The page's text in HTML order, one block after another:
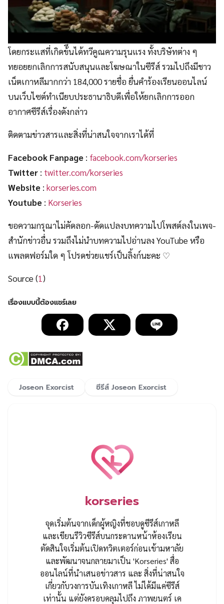
โดยกระแสที่เกิดข้ึนได้ทวีคูณความรุนแรง ทั้งบริษัทต่าง ๆ
ทยอยยกเลิกการสนับสนุนและโฆษณาในซีรีส์ รวมไปถึงมีชาว
เน็ตเกาหลีมากกว่า 184,000 รายชื่อ ยื่นคำร้องเรียนออนไลน์
บนเว็บไซต์ทำเนียบประธานาธิบดีเพื่อให้ยกเลิกการออก
อากาศซีรีส์เรื่องดังกล่าว
ติดตามข่าวสารและสิ่งที่น่าสนใจจากเราได้ที่
Facebook Fanpage : facebook.com/korseries
Twitter : twitter.com/korseries
Website : korseries.com
Youtube : Korseries
ขอความกรุณาไม่คัดลอก-ดัดแปลงบทความไปโพสต์ลงในเพจ-
สำนักข่าวอื่น รวมถึงไม่นำบทความไปอ่านลง YouTube หรือ
แพลตฟอร์มใด ๆ โปรดช่วยแชร์เป็นลิ้งก์นะคะ ♡
Source (1)
Joseon Exorcist ซีรีส์ Joseon Exorcist
korseries
จุดเริ่มต้นจากเด็กผู้หญิงที่ชอบดูซีรีส์เกาหลี
และเขียนรีวิวซีรีส์บนกระดานหน้าห้องเรียน
ตัดสินใจเริ่มต้นเปิดทวิตเตอร์ก่อนเข้ามหาลัย
และพัฒนาจนกลายมาเป็น 'Korseries' สื่อ
ออนไลน์ที่นำเสนอข่าวสาร และ สิ่งที่น่าสนใจ
เกี่ยวกับวงการบันเทิงเกาหลี ไม่ได้มีแค่ซีรีส์
เท่านั้น แต่ยังครอบคลุมไปถึง ภาพยนตร์ เค